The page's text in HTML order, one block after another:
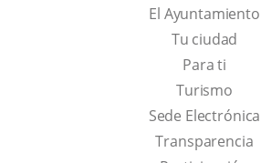
El Ayuntamiento
Tu ciudad
Para ti
TurismoThis
link
will
Sede Electrónica
Transparencia